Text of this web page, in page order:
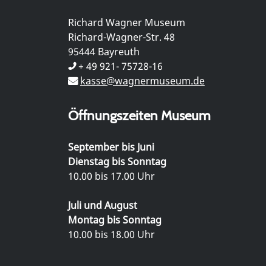
Richard Wagner Museum
Richard-Wagner-Str. 48
95444 Bayreuth
+ 49 921- 75728-16
kasse@wagnermuseum.de
Öffnungszeiten Museum
September bis Juni
Dienstag bis Sonntag
10.00 bis 17.00 Uhr
Juli und August
Montag bis Sonntag
10.00 bis 18.00 Uhr